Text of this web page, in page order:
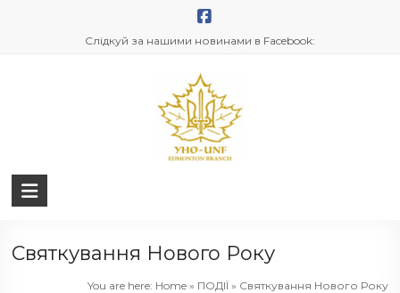
Слідкуй за нашими новинами в Facebook:
UNF
Святкування Нового Року
You are here: Home» ПОДІЇ» Святкування Нового Року